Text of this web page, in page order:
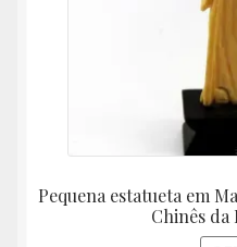
Pequena estatueta em
Chinês da